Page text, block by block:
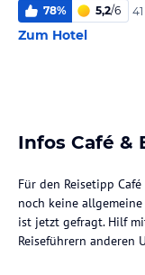
78% 5,2/6
Zum Hotel
Infos Café &
Für den Reisetipp
noch keine
ist jetzt gefragt. Hilf
Reiseführern anderen